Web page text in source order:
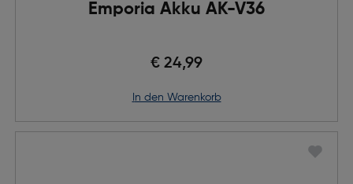
Emporia Akku AK-V36
€ 24,99
in den Warenkorb